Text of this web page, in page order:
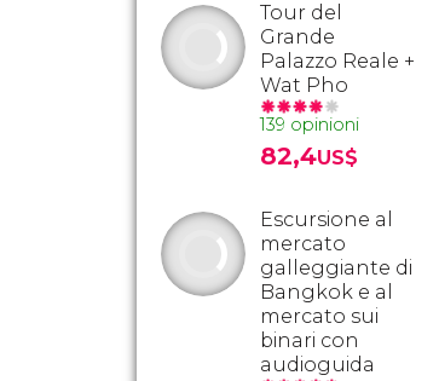
Tour del
Grande
Palazzo Reale +
Wat Pho
139 opinioni
82,4US$
Escursione al
mercato
galleggiante di
Bangkok e al
mercato sui
binari con
audioguida